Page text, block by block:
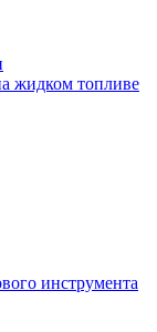
жидком топливе
инструмента